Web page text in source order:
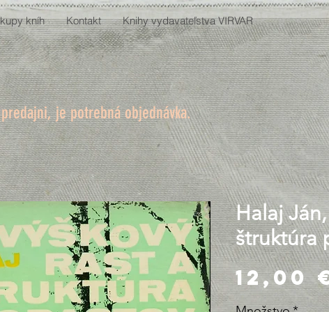
kníh Kontakt Knihy vydavateľstva VIRVAR
Halaj
štruktúra
12,00
je potrebná objednávka.